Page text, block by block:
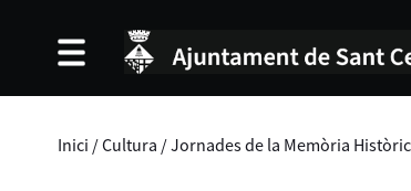
Inici /Cultura /Jornades de la Memòria